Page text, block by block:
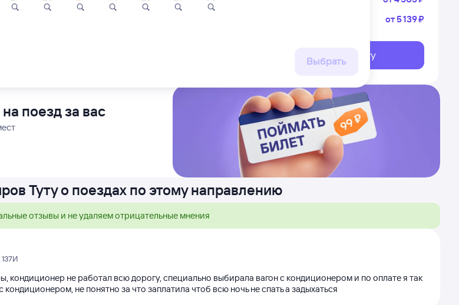
7, 9, 13 августа
от5 ⁠139 ⁠₽
Выберите дату
поезд за вас
Туту о поездах по этому направлению
отзывы и не удаляем отрицательные мнения
кондиционер не работал всю дорогу, специально выбирала вагон с кондиционером и по оплате я так
не понятно за что заплатила чтоб всю ночь не спать а задыхаться
Выбрать